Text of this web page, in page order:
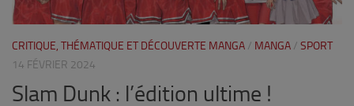
CRITIQUE, THÉMATIQUE ET DÉCOUVERTE MANGA / MANGA / SPORT
14 FÉVRIER 2024
Slam Dunk : l’édition ultime !